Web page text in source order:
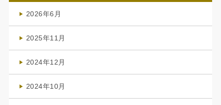
2026年6月
2025年11月
2024年12月
2024年10月